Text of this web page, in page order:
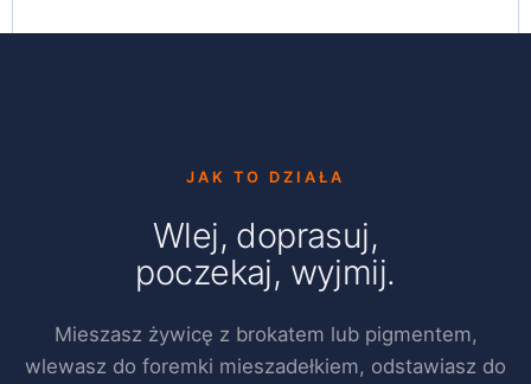
JAK TO DZIAŁA
Wlej, doprasuj,
poczekaj, wyjmij.
Mieszasz żywicę z brokatem lub pigmentem,
wlewasz do foremki mieszadełkiem, odstawiasz do